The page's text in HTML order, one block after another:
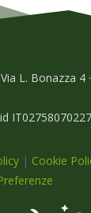
L. Bonazza 4
IT02758070227
| Cookie